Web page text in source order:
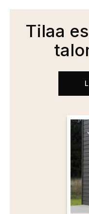
Tilaa